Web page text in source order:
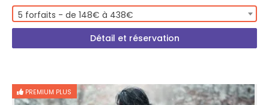
5 forfaits - de 148€ à 438€
Détail et réservation
PREMIUM PLUS